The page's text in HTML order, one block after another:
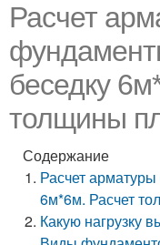
Расчет
беседку
толщины
Содержание
Расчет
6м*6м. Расчет
Какую нагрузку